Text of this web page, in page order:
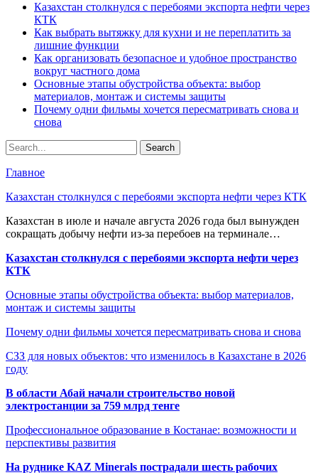
Казахстан столкнулся с перебоями экспорта нефти через
КТК
Как выбрать вытяжку для кухни и не переплатить за
лишние функции
Как организовать безопасное и удобное пространство
вокруг частного дома
Основные этапы обустройства объекта: выбор
материалов, монтаж и системы защиты
Почему одни фильмы хочется пересматривать снова и
снова
Главное
Казахстан столкнулся с перебоями экспорта нефти через КТК
Казахстан в июле и начале августа 2026 года был вынужден
сокращать добычу нефти из-за перебоев на терминале…
Казахстан столкнулся с перебоями экспорта нефти через
КТК
Основные этапы обустройства объекта: выбор материалов,
монтаж и системы защиты
Почему одни фильмы хочется пересматривать снова и снова
СЗЗ для новых объектов: что изменилось в Казахстане в 2026
году
В области Абай начали строительство новой
электростанции за 759 млрд тенге
Профессиональное образование в Костанае: возможности и
перспективы развития
На руднике KAZ Minerals пострадали шесть рабочих